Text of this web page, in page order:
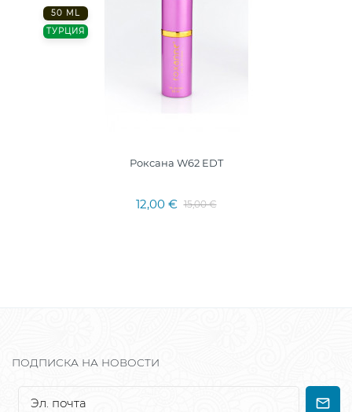
50 ML
ТУРЦИЯ
Роксана W62 EDT
12,00 € 15,00 €
ПОДПИСКА НА НОВОСТИ